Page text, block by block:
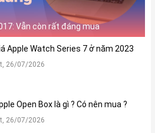
Vẫn còn rất đáng mua
Apple Watch Series 7 ở năm 2023
26/07/2026
Open Box là gì ? Có nên mua ?
26/07/2026